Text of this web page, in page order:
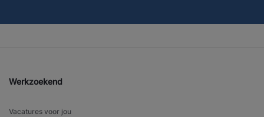
Werkzoekend
Vacatures voor jou